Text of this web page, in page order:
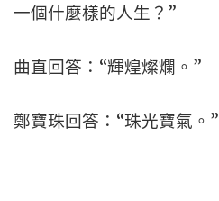
一個什麼樣的人生？”
曲直回答：“輝煌燦爛。”
鄭寶珠回答：“珠光寶氣。”